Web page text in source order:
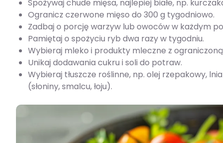
Spożywaj chude mięsa, najlepiej białe, np.
Ogranicz czerwone mięso do 300 g tygodniowo.
Zadbaj o porcję warzyw lub owoców w każdym
Pamiętaj o spożyciu ryb dwa razy w tygodniu.
Wybieraj mleko i produkty mleczne z ograniczoną
Unikaj dodawania cukru i soli do potraw.
Wybieraj tłuszcze roślinne, np. olej rzepakowy,
(słoniny, smalcu, łoju).